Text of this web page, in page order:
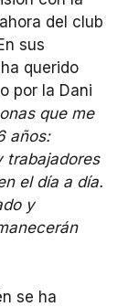
del club
sus
ha querido
por la Dani
que me
años:
trabajadores
el día a día.
y
se ha